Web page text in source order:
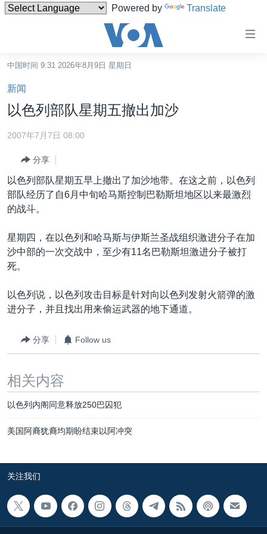
Powered by Translate
碍
链
接
跳
转
容
跳
导
航
跳
到
检
港澳
国际
最新国际新闻
中东
欧洲
非洲
美洲
全球议题
分类新闻
人权·法律·宗教
科教·文娱·体健
军事
劳工
环境
热点专题
白宫要闻
国会报道
美中关系
美国建国250周年
埃博拉疫情
美国之音专访
重要讲话与声明
关注西藏
GEN Z 看美国
VOA视频
VOA今日焦点
中文广播
关注我们
其他语言网站
中国时间 9:31 2026年8月9日 星期日
新闻
以色列部队星期五撤出加沙
2007年7月7日 08:00
分享
以色列部队星期五早上撤出了加沙地带。在这之前，以色列
部队经历了自6月中旬哈马斯控制巴勒斯坦地区以来最激烈
的战斗。
星期四，在以色列和哈马斯与伊斯兰圣战组织激进分子在加
沙中部的一次交战中，至少有11名巴勒斯坦激进分子被打
死。
以色列说，以色列攻击目标是针对向以色列发射火箭弹的激
进分子，并且找出用来偷运武器的地下通道。
分享 Follow us
相关内容
以色列内阁同意释放250巴囚犯
美国阿裔犹裔均期盼结束以阿冲突
关注我们